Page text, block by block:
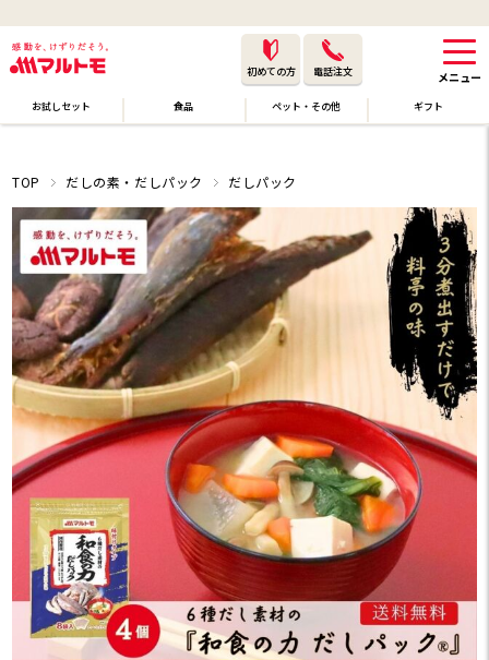
初めての方 電話注文
お試しセット 食品 ペット・その他 ギフト
TOP だしの素・だしパック だしパック